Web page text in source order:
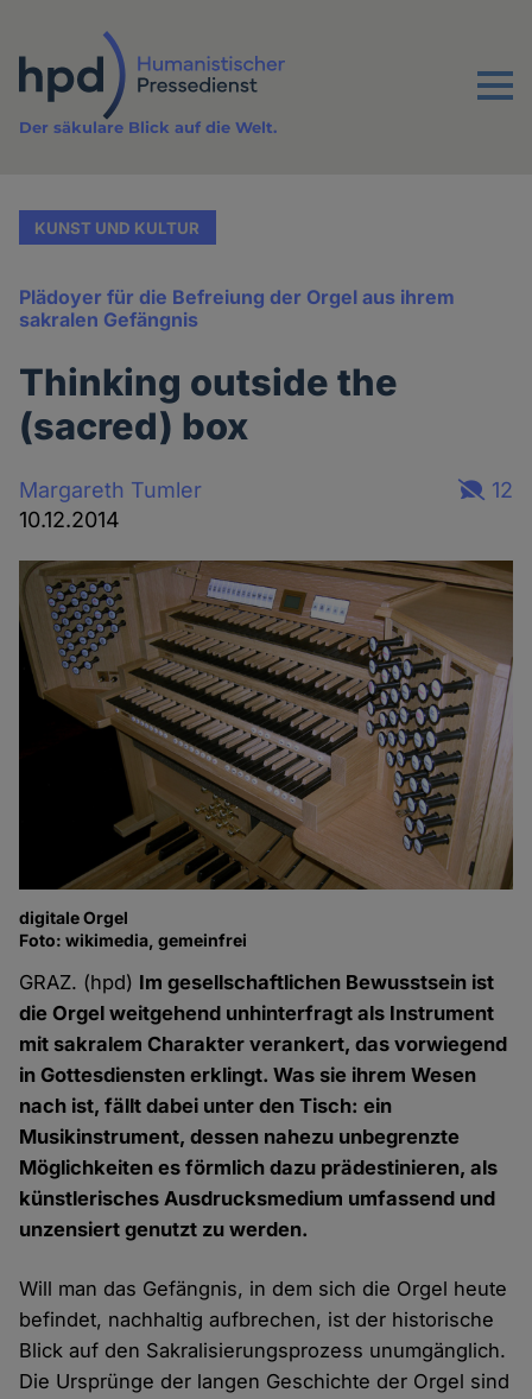
Inhalt
Menu
Der säkulare Blick auf die Welt.
KUNST UND KULTUR
Plädoyer für die Befreiung der Orgel aus ihrem
sakralen Gefängnis
Thinking outside the
(sacred) box
Margareth Tumler
10.12.2014
12
digitale Orgel
Foto: wikimedia, gemeinfrei
GRAZ. (hpd) Im gesellschaftlichen Bewusstsein ist
die Orgel weitgehend unhinterfragt als Instrument
mit sakralem Charakter verankert, das vorwiegend
in Gottesdiensten erklingt. Was sie ihrem Wesen
nach ist, fällt dabei unter den Tisch: ein
Musikinstrument, dessen nahezu unbegrenzte
Möglichkeiten es förmlich dazu prädestinieren, als
künstlerisches Ausdrucksmedium umfassend und
unzensiert genutzt zu werden.
Will man das Gefängnis, in dem sich die Orgel heute
befindet, nachhaltig aufbrechen, ist der historische
Blick auf den Sakralisierungsprozess unumgänglich.
Die Ursprünge der langen Geschichte der Orgel sind